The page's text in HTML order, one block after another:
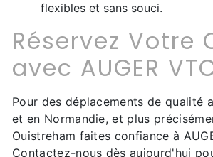
flexibles et sans souci.
Réservez Votre
avec AUGER
Pour des déplacements de qualité
et en Normandie, et plus
Ouistreham faites confiance à
Contactez-nous dès aujourd'hui